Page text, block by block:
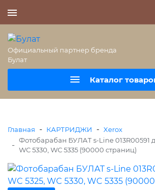
Официальный партнер бренда
Булат
Каталог
Главная - КАРТРИДЖИ - Xerox
- Фотобарабан БУЛАТ s-Line 013R00591
WC 5330, WC 5335 (90000 страниц)